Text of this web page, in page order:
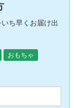
ち早くお届け出
おもちゃ